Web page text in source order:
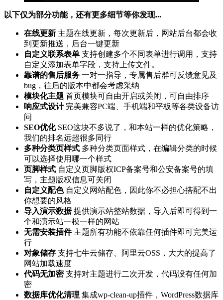
以下仅为部分功能，还有更多细节等你发现...
在线更新 主题在线更新，每次更新后，网站后台都会收
到更新推送，后台一键更新
自定义联系表单 支持创建多个不同表单进行调用，支持
自定义添加表单字段，支持上传文件。
靠谱的售后服务 一对一指导，专属售后群可反馈意见及
bug，往后的版本中都会考虑采纳
模块化主题 首页模块可自由开启或关闭，可自由排序
响应式设计完美兼容PC端、手机端和平板等各类设备访
问
SEO优化SEO这块不多说了，和本站一样的优化策略，
我们的排名远超很多同行
多种分类页样式 多种分类页面样式，在编辑分类的时候
可以选择使用哪一个样式
页脚样式 自定义页脚版权ICP备案号和公安备案号的填
写，主题版权信息可关闭
自定义配色自定义网站配色，因此你不必担心搭配不出
你想要的风格
导入演示数据提供演示站整站数据，导入后即可得到一
个和演示站一模一样的网站
无需安装插件主题所有功能不依靠任何插件即可完美运
行
对象储存 支持七牛云储存、阿里云OSS，大大的提高了
网站加载速度
代码无加密支持对主题进行二次开发，代码没有任何加
密
数据库优化清理 集成wp-clean-up插件，WordPress数据库